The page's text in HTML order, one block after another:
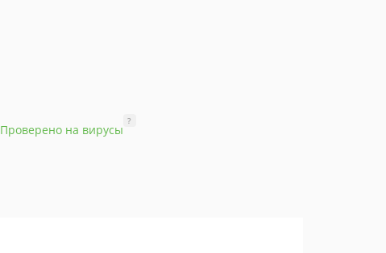
Проверено на вирусы
?